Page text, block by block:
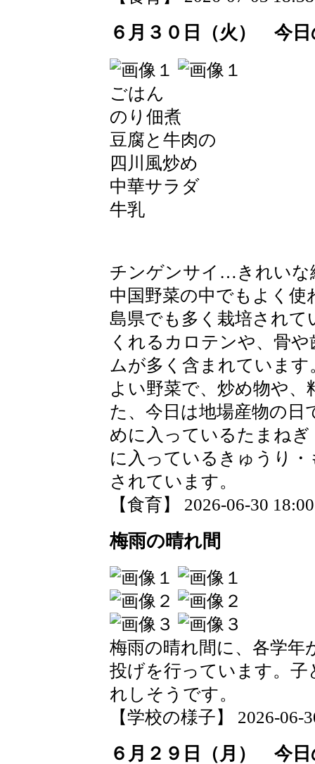
６月３０日（火） 今日
ごはん
のり佃煮
豆腐と牛肉の
四川風炒め
中華サラダ
牛乳
チンゲンサイ…きれいな
中国野菜の中でもよく
島県でも多く栽培され
くれるカロテンや、骨
ムが多く含まれていま
よい野菜で、炒め物や
た、今日は地場産物の日
めに入っているたまね
に入っているきゅうり
されています。
【食育】 2026-06-30
梅雨の晴れ間
梅雨の晴れ間に、各学
投げを行っています。
れしそうです。
【学校の様子】 2026-06-
６月２９日（月） 今日